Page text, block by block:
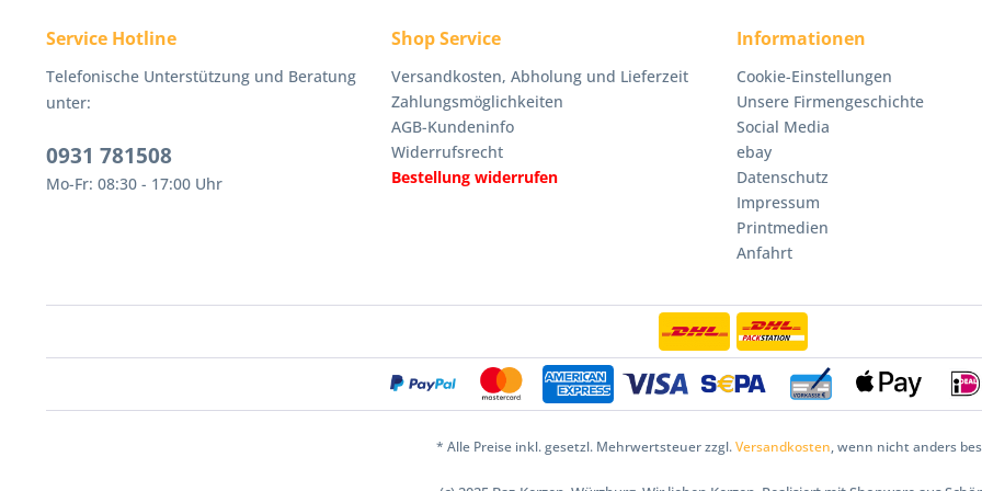
Service Hotline
Telefonische Unterstützung und Beratung
unter:
0931 781508
Mo-Fr: 08:30 - 17:00 Uhr
Shop Service
Versandkosten, Abholung und Lieferzeit
Zahlungsmöglichkeiten
AGB-Kundeninfo
Widerrufsrecht
Bestellung widerrufen
Informationen
Cookie-Einstellungen
Unsere Firmengeschichte
Social Media
ebay
Datenschutz
Impressum
Printmedien
Anfahrt
* Alle Preise inkl. gesetzl. Mehrwertsteuer zzgl.Versandkosten, wenn nicht anders